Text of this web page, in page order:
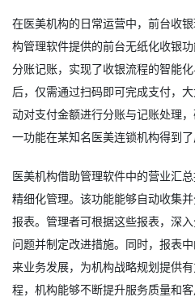
在医美机构的日常运营中，前台收
构管理软件提供的前台无纸化收银
分账记账，实现了收银流程的智能
后，仅需通过扫码即可完成支付，
动对支付金额进行分账与记账处理
一功能在某知名医美连锁机构得到
医美机构借助管理软件中的营业汇
精细化管理。该功能能够自动收集
报表。管理者可根据这些报表，深
问题并制定改进措施。同时，报表
来业务发展，为机构战略规划提供
程，机构能够不断提升服务质量和客